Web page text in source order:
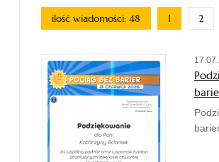
ilość wiadomości: 48 1 2